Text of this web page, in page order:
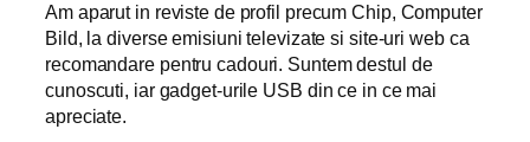
Am aparut in reviste de profil precum Chip, Computer
Bild, la diverse emisiuni televizate si site-uri web ca
recomandare pentru cadouri. Suntem destul de
cunoscuti, iar gadget-urile USB din ce in ce mai
apreciate.